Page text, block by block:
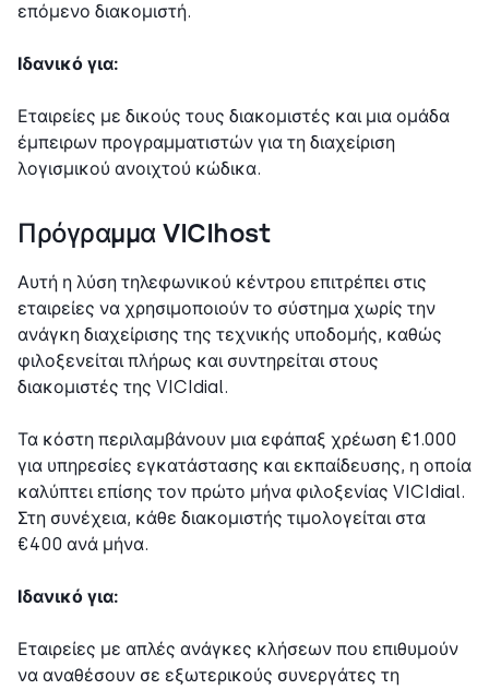
επόμενο διακομιστή.
Ιδανικό για:
Εταιρείες με δικούς τους διακομιστές και μια ομάδα
έμπειρων προγραμματιστών για τη διαχείριση
λογισμικού ανοιχτού κώδικα.
Πρόγραμμα VICIhost
Αυτή η λύση τηλεφωνικού κέντρου επιτρέπει στις
εταιρείες να χρησιμοποιούν το σύστημα χωρίς την
ανάγκη διαχείρισης της τεχνικής υποδομής, καθώς
φιλοξενείται πλήρως και συντηρείται στους
διακομιστές της VICIdial.
Τα κόστη περιλαμβάνουν μια εφάπαξ χρέωση €1.000
για υπηρεσίες εγκατάστασης και εκπαίδευσης, η οποία
καλύπτει επίσης τον πρώτο μήνα φιλοξενίας VICIdial.
Στη συνέχεια, κάθε διακομιστής τιμολογείται στα
€400 ανά μήνα.
Ιδανικό για:
Εταιρείες με απλές ανάγκες κλήσεων που επιθυμούν
να αναθέσουν σε εξωτερικούς συνεργάτες τη